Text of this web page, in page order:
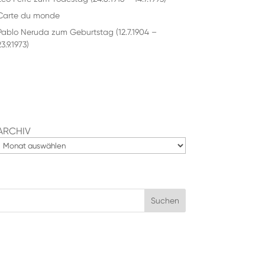
du monde
Neruda zum Geburtstag (12.7.1904 –
Suchen